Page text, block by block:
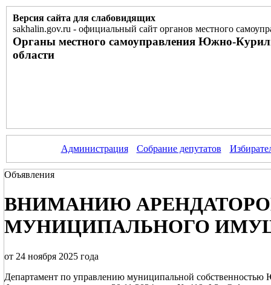
Версия сайта для слабовидящих
sakhalin.gov.ru - официальный сайт органов местного
Органы местного самоуправления Южно-
области
Администрация Собрание депутатов
Объявления
ВНИМАНИЮ
МУНИЦИПАЛЬНОГО
от 24 ноября 2025 года
Департамент по управлению муниципальной собственностью